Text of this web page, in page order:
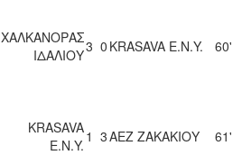
ΧΑΛΚΑΝΟΡΑΣ
ΙΔΑΛΙΟΥ3 0 KRASAVA Ε.Ν.Y. 60'
KRASAVA
Ε.Ν.Y. 1 3ΑΕΖ ΖΑΚΑΚΙΟΥ 61'